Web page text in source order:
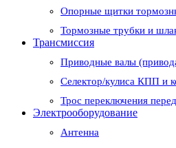
Опорные щитки
Тормозные трубки и
Трансмиссия
Приводные валы
Селектор/кулиса КПП и
Трос переключения
Электрооборудование
Антенна